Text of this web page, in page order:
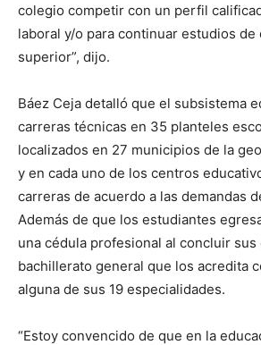
colegio competir con un perfil
laboral y/o para continuar estudios de
superior”, dijo.
Báez Ceja detalló que el subsistema
carreras técnicas en 35 planteles
localizados en 27 municipios de la
y en cada uno de los centros
carreras de acuerdo a las demandas
Además de que los estudiantes
una cédula profesional al concluir
bachillerato general que los acredita
alguna de sus 19 especialidades.
“Estoy convencido de que en la